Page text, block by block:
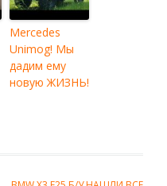
Mercedes
Unimog! Мы
дадим ему
новую ЖИЗНЬ!